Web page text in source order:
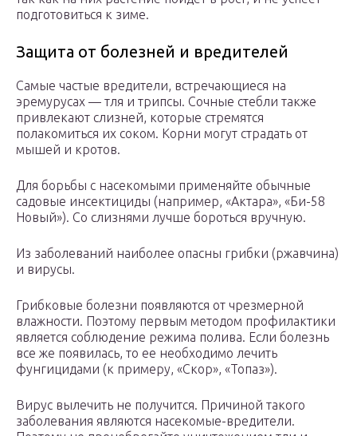
подготовиться к зиме.
Защита от болезней и вредителей
Самые частые вредители, встречающиеся на
эремурусах — тля и трипсы. Сочные стебли также
привлекают слизней, которые стремятся
полакомиться их соком. Корни могут страдать от
мышей и кротов.
Для борьбы с насекомыми применяйте обычные
садовые инсектициды (например, «Актара», «Би-58
Новый»). Со слизнями лучше бороться вручную.
Из заболеваний наиболее опасны грибки (ржавчина)
и вирусы.
Грибковые болезни появляются от чрезмерной
влажности. Поэтому первым методом профилактики
является соблюдение режима полива. Если болезнь
все же появилась, то ее необходимо лечить
фунгицидами (к примеру, «Скор», «Топаз»).
Вирус вылечить не получится. Причиной такого
заболевания являются насекомые-вредители.